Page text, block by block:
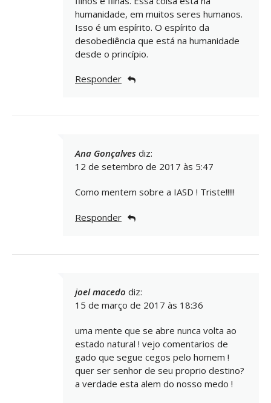
humanidade, em muitos seres humanos.
Isso é um espírito. O espírito da
desobediência que está na humanidade
desde o princípio.
Responder
Ana Gonçalves diz:
12 de setembro de 2017 às 5:47
Como mentem sobre a IASD ! Triste!!!!!
Responder
joel macedo diz:
15 de março de 2017 às 18:36
uma mente que se abre nunca volta ao
estado natural ! vejo comentarios de
gado que segue cegos pelo homem !
quer ser senhor de seu proprio destino?
a verdade esta alem do nosso medo !